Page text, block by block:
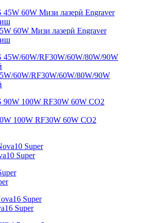
60W Мизи лазерӣ Engraver
60W/RF30W/60W/80W/90W
100W RF30W 60W CO2
Super
Super